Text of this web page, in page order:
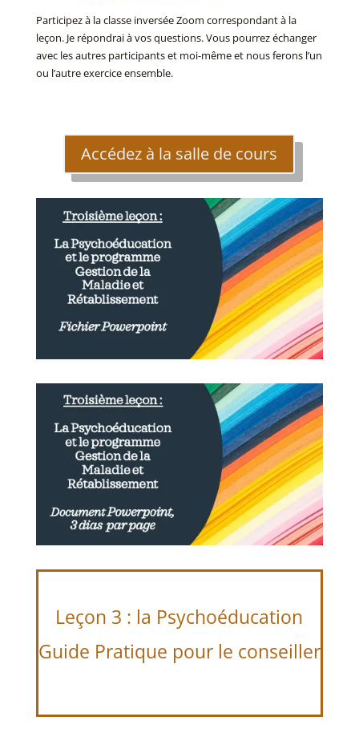
Participez à la classe inversée Zoom correspondant à la
leçon. Je répondrai à vos questions. Vous pourrez échanger
avec les autres participants et moi-même et nous ferons l’un
ou l’autre exercice ensemble.
Accédez à la salle de cours
Leçon 3 : la Psychoéducation
Guide Pratique pour le conseiller